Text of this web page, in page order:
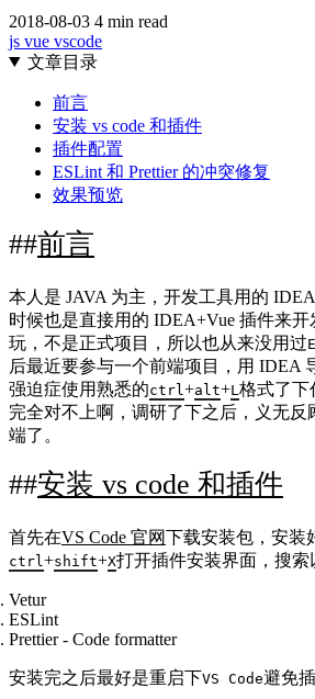
2018-08-03 4 min read
js vue vscode
文章目录
前言
安装 vs code 和插件
插件配置
ESLint 和 Prettier 的冲突修复
效果预览
前言
本人是 JAVA 为主，开发工具用的
时候也是直接用的 IDEA+Vue 插件来
玩，不是正式项目，所以也从来没用过
后最近要参与一个前端项目，用 IDEA
强迫症使用熟悉的ctrl+alt+L格式了下
完全对不上啊，调研了下之后，义无反
端了。
安装 vs code 和插件
首先在VS Code 官网下载安装包，安装
ctrl+shift+X打开插件安装界面，搜索
Vetur
ESLint
Prettier - Code formatter
安装完之后最好是重启下VS Code避免